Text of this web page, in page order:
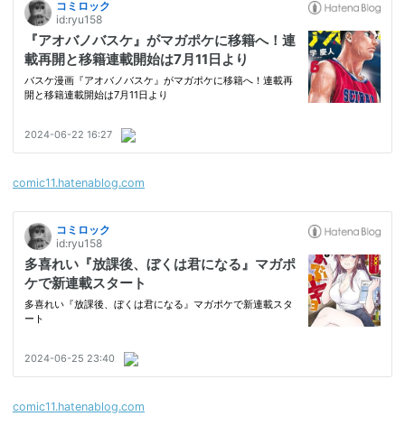
comic11.hatenablog.com
comic11.hatenablog.com